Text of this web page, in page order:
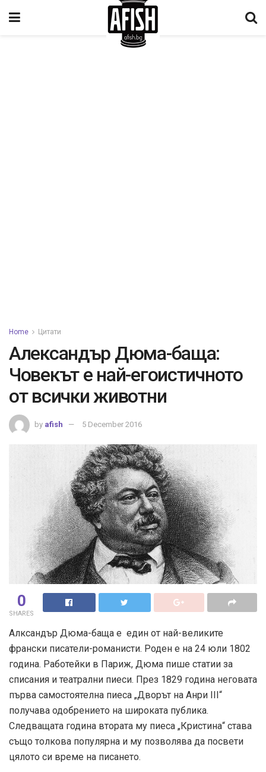
Home Цитати
Александър Дюма-баща:
Човекът е най-егоистичното
от всички животни
by afish 5 December 2016
0
SHARES
Алксандър Дюма-баща е един от най-великите
франски писатели-романисти. Роден е на 24 юли 1802
година. Рабoтейки в Париж, Дюма пише статии за
списания и театрални пиеси. През 1829 година неговата
първа самостоятелна пиеса „Дворът на Анри III“
получава одобрението на широката публика.
Следващата година втората му пиеса „Кристина“ става
също толкова популярна и му позволява да посвети
цялото си време на писането.